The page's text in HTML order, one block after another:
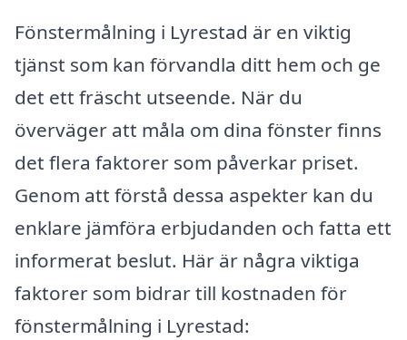
Fönstermålning i Lyrestad är en viktig
tjänst som kan förvandla ditt hem och ge
det ett fräscht utseende. När du
överväger att måla om dina fönster finns
det flera faktorer som påverkar priset.
Genom att förstå dessa aspekter kan du
enklare jämföra erbjudanden och fatta ett
informerat beslut. Här är några viktiga
faktorer som bidrar till kostnaden för
fönstermålning i Lyrestad: